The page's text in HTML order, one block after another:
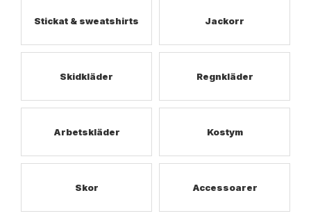
Stickat & sweatshirts Jackorr
Skidkläder Regnkläder
Arbetskläder Kostym
Skor Accessoarer